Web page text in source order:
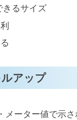
きるサイズ
アップ
ーター値で示さ